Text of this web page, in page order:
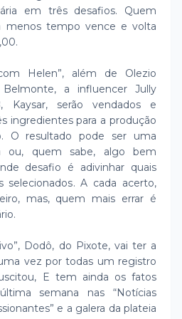
em três desafios. Quem
menos tempo vence e volta
Helen”, além de Olezio
a influencer Jully
Kaysar, serão vendados e
ingredientes para a produção
O resultado pode ser uma
ou, quem sabe, algo bem
desafio é adivinhar quais
selecionados. A cada acerto,
mas, quem mais errar é
Dodô, do Pixote, vai ter a
vez por todas um registro
E tem ainda os fatos
semana nas “Notícias
e a galera da plateia